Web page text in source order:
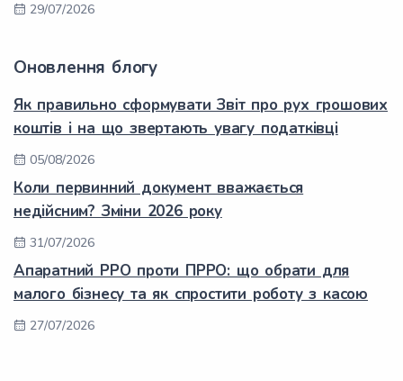
29/07/2026
Оновлення блогу
Як правильно сформувати Звіт про рух грошових
коштів і на що звертають увагу податківці
05/08/2026
Коли первинний документ вважається
недійсним? Зміни 2026 року
31/07/2026
Апаратний РРО проти ПРРО: що обрати для
малого бізнесу та як спростити роботу з касою
27/07/2026